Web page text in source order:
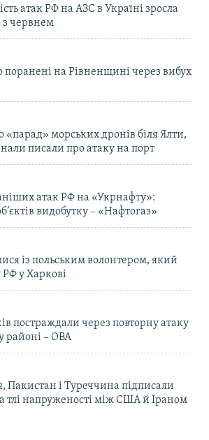
атак РФ на АЗС в Україні зросла
з червнем
на Рівненщині через вибух
«парад» морських дронів біля Ялти,
писали про атаку на порт
атак РФ на «Укрнафту»:
видобутку – «Нафтогаз»
із польським волонтером, який
РФ у Харкові
постраждали через повторну атаку
районі – ОВА
Пакистан і Туреччина підписали
тлі напруженості між США й Іраном